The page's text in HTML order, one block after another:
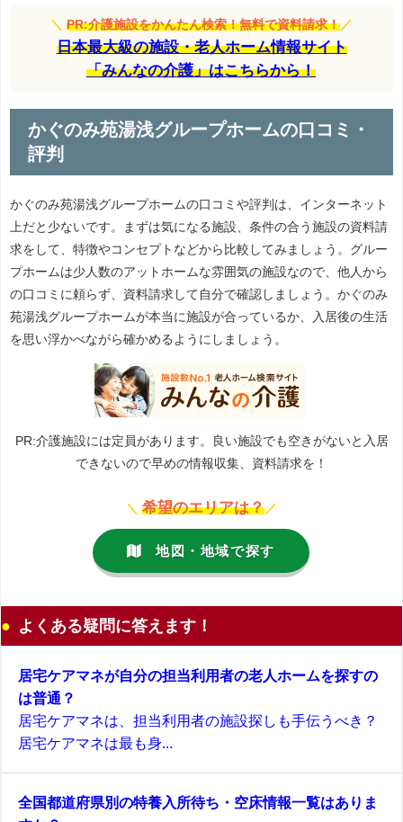
＼ PR:介護施設をかんたん検索！無料で資料請求！ ／
日本最大級の施設・老人ホーム情報サイト
「みんなの介護」はこちらから！
かぐのみ苑湯浅グループホームの口コミ・
評判
かぐのみ苑湯浅グループホームの口コミや評判は、インターネット
上だと少ないです。まずは気になる施設、条件の合う施設の資料請
求をして、特徴やコンセプトなどから比較してみましょう。グルー
プホームは少人数のアットホームな雰囲気の施設なので、他人から
の口コミに頼らず、資料請求して自分で確認しましょう。かぐのみ
苑湯浅グループホームが本当に施設が合っているか、入居後の生活
を思い浮かべながら確かめるようにしましょう。
PR:介護施設には定員があります。良い施設でも空きがないと入居
できないので早めの情報収集、資料請求を！
＼ 希望のエリアは？ ／
地図・地域で探す
よくある疑問に答えます！
居宅ケアマネが自分の担当利用者の老人ホームを探すの
は普通？
居宅ケアマネは、担当利用者の施設探しも手伝うべき？
居宅ケアマネは最も身...
全国都道府県別の特養入所待ち・空床情報一覧はありま